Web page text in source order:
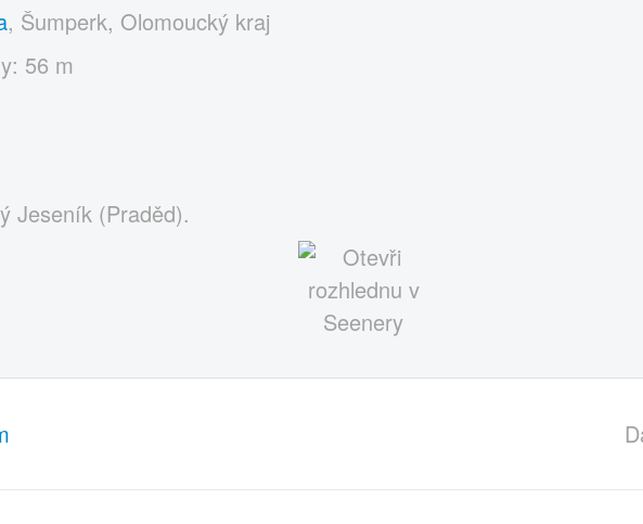
, Šumperk, Olomoucký kraj
56 m
Jeseník (Praděd).